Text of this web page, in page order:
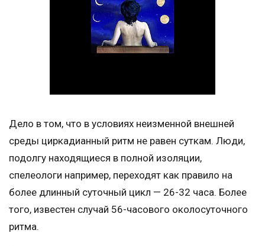
Дело в том, что в условиях неизменной внешней
среды циркадианный ритм не равен суткам. Люди,
подолгу находящиеся в полной изоляции,
спелеологи например, переходят как правило на
более длинный суточный цикл — 26-32 часа. Более
того, известен случай 56-часового околосуточного
ритма.